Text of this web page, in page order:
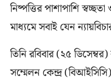
নিষ্পত্তির পাশাপাশি
মাধ্যমে সবাই যেন
তিনি রবিবার (২৫
সম্মেলন কেন্দ্র